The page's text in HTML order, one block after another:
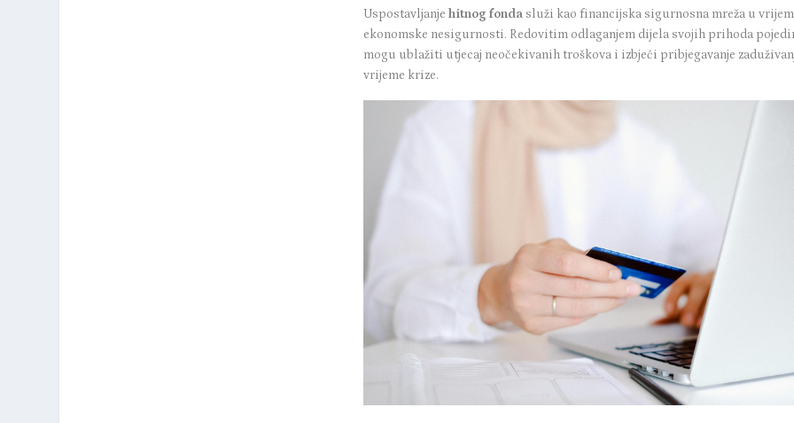
Uspostavljanjehitnog fonda služi kao financijska sigurnosna mreža u
ekonomske nesigurnosti. Redovitim odlaganjem dijela svojih prihoda
mogu ublažiti utjecaj neočekivanih troškova i izbjeći pribjegavanje
vrijeme krize.